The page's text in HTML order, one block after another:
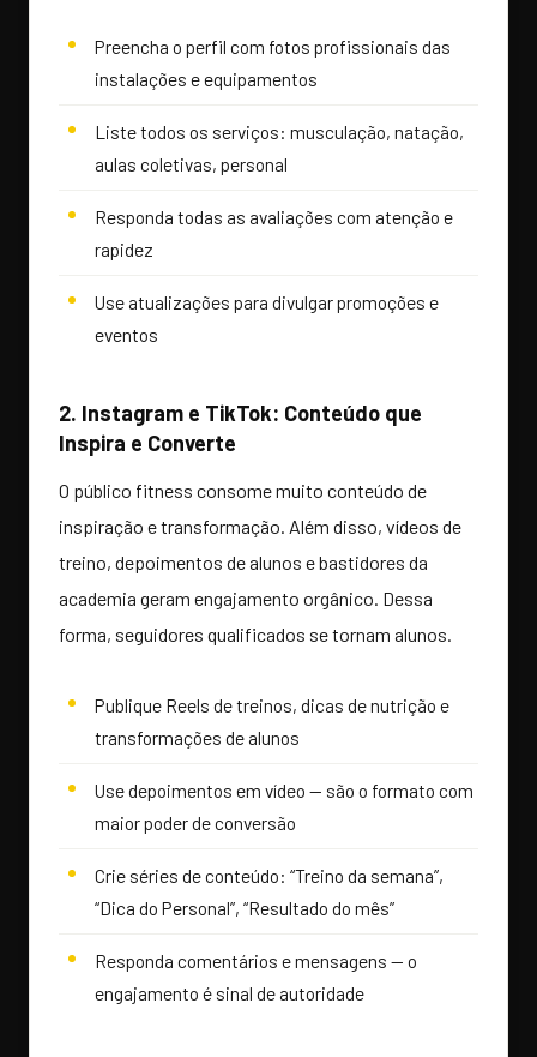
Preencha o perfil com fotos profissionais das
instalações e equipamentos
Liste todos os serviços: musculação, natação,
aulas coletivas, personal
Responda todas as avaliações com atenção e
rapidez
Use atualizações para divulgar promoções e
eventos
2. Instagram e TikTok: Conteúdo que
Inspira e Converte
O público fitness consome muito conteúdo de
inspiração e transformação. Além disso, vídeos de
treino, depoimentos de alunos e bastidores da
academia geram engajamento orgânico. Dessa
forma, seguidores qualificados se tornam alunos.
Publique Reels de treinos, dicas de nutrição e
transformações de alunos
Use depoimentos em vídeo — são o formato com
maior poder de conversão
Crie séries de conteúdo: “Treino da semana”,
“Dica do Personal”, “Resultado do mês”
Responda comentários e mensagens — o
engajamento é sinal de autoridade